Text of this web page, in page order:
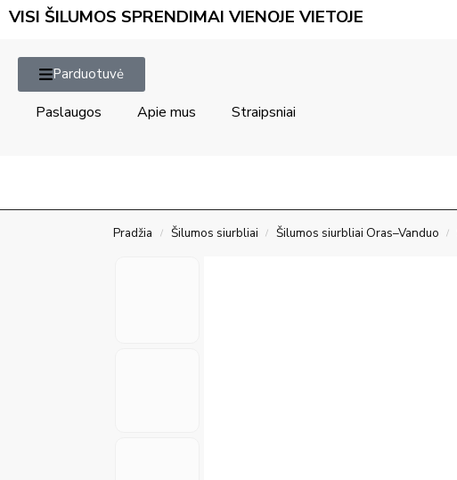
VISI ŠILUMOS SPRENDIMAI VIENOJE VIETOJE
Parduotuvė
Paslaugos Apie mus Straipsniai
Pradžia / Šilumos siurbliai / Šilumos siurbliai Oras–Vanduo /